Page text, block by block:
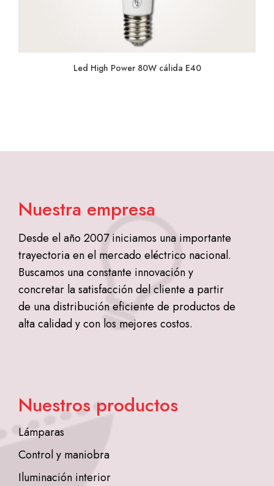
Led High Power 80W cálida E40
Nuestra empresa
Desde el año 2007 iniciamos una importante
trayectoria en el mercado eléctrico nacional.
Buscamos una constante innovación y
concretar la satisfacción del cliente a partir
de una distribución eficiente de productos de
alta calidad y con los mejores costos.
Nuestros productos
Lámparas
Control y maniobra
Iluminación interior